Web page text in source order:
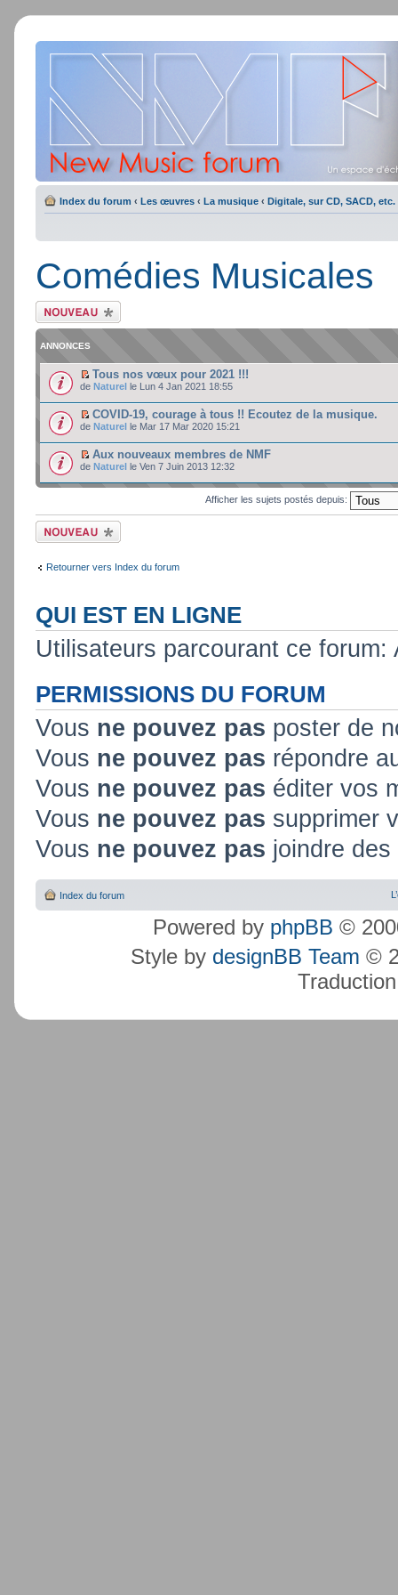
Index du forum ‹ Les œuvres ‹ La musique ‹ Digitale, sur CD, SACD, etc.
Comédies Musicales
Ecrire un nouveau
sujet
ANNONCES
Tous nos vœux pour 2021 !!!
de Naturel le Lun 4 Jan 2021 18:55
COVID-19, courage à tous !! Ecoutez de la musique.
de Naturel le Mar 17 Mar 2020 15:21
Aux nouveaux membres de NMF
de Naturel le Ven 7 Juin 2013 12:32
Afficher les sujets postés depuis:
Ecrire un nouveau
sujet
Retourner vers Index du forum
QUI EST EN LIGNE
Utilisateurs parcourant ce
PERMISSIONS DU FORUM
Vous ne pouvez pas poster de
Vous ne pouvez pas répondre
Vous ne pouvez pas éditer vos
Vous ne pouvez pas supprimer
Vous ne pouvez pas joindre
Index du forum
Powered by phpBB ©
Style by designBB Team ©